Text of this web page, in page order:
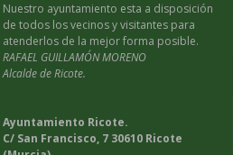
Nuestro ayuntamiento esta a disposición
de todos los vecinos y visitantes para
atenderlos de la mejor forma posible.
RAFAEL GUILLAMÓN MORENO
Alcalde de Ricote.
Ayuntamiento Ricote.
C/ San Francisco, 7 30610 Ricote